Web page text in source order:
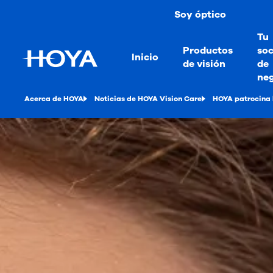
Soy óptico
Inicio
Productos
de visión
Tu
de
Acerca de HOYA Noticias de HOYA Vision Care HOYA patrocina